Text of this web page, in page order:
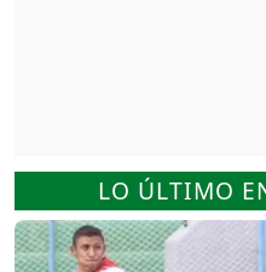
LO ÚLTIMO